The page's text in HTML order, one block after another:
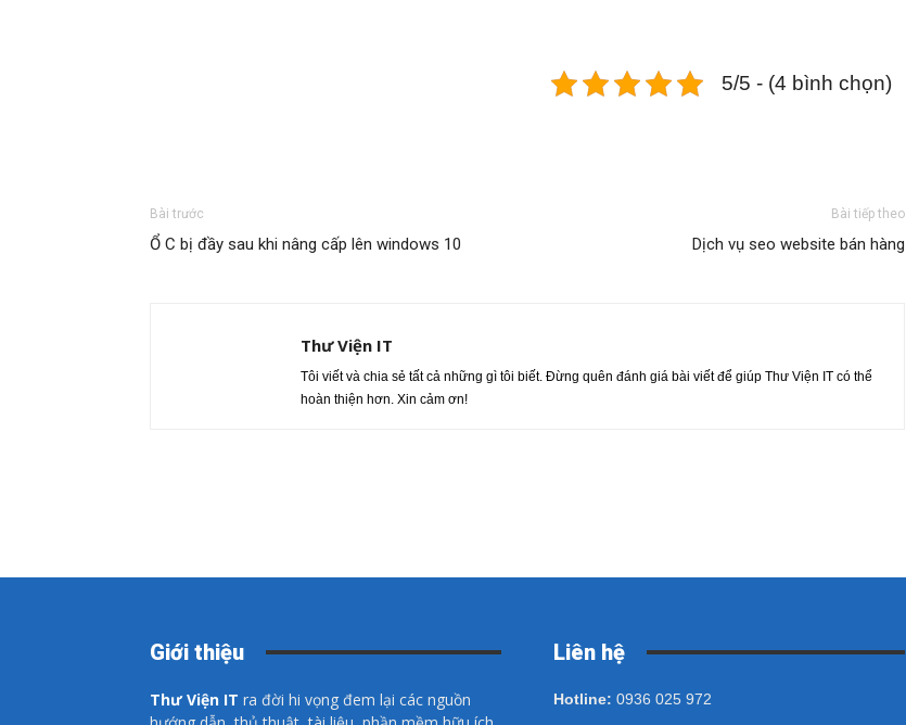
5/5 - (4 bình chọn)
Bài trước
Ổ C bị đầy sau khi nâng cấp lên windows 10
Bài tiếp theo
Dịch vụ seo website bán hàng
Thư Viện IT
Tôi viết và chia sẻ tất cả những gì tôi biết. Đừng quên đánh giá bài viết để giúp Thư Viện IT có thể
hoàn thiện hơn. Xin cảm ơn!
Giới thiệu
Thư Viện IT ra đời hi vọng đem lại các nguồn
Liên hệ
Hotline: 0936 025 972